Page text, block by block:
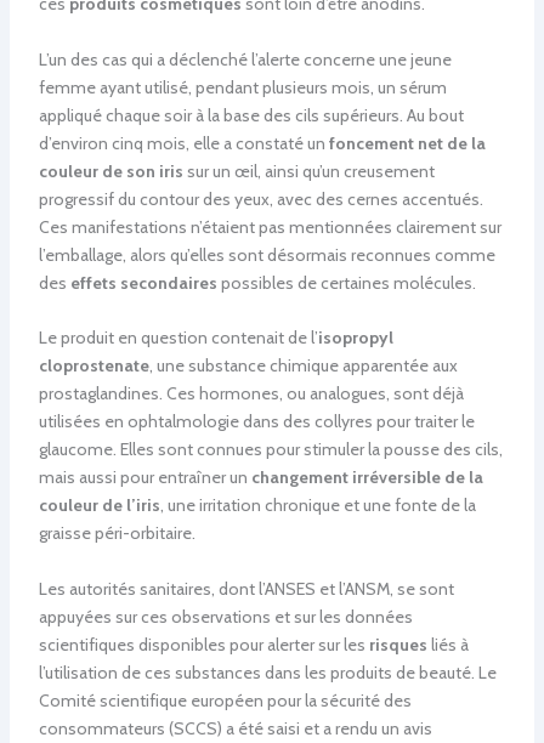
L’un des cas qui a déclenché l’alerte concerne une jeune
femme ayant utilisé, pendant plusieurs mois, un sérum
appliqué chaque soir à la base des cils supérieurs. Au bout
d’environ cinq mois, elle a constaté un foncement net de la
couleur de son iris sur un œil, ainsi qu’un creusement
progressif du contour des yeux, avec des cernes accentués.
Ces manifestations n’étaient pas mentionnées clairement sur
l’emballage, alors qu’elles sont désormais reconnues comme
des effets secondaires possibles de certaines molécules.
Le produit en question contenait de l’isopropyl
cloprostenate, une substance chimique apparentée aux
prostaglandines. Ces hormones, ou analogues, sont déjà
utilisées en ophtalmologie dans des collyres pour traiter le
glaucome. Elles sont connues pour stimuler la pousse des cils,
mais aussi pour entraîner un changement irréversible de la
couleur de l’iris, une irritation chronique et une fonte de la
graisse péri-orbitaire.
Les autorités sanitaires, dont l’ANSES et l’ANSM, se sont
appuyées sur ces observations et sur les données
scientifiques disponibles pour alerter sur les risques liés à
l’utilisation de ces substances dans les produits de beauté. Le
Comité scientifique européen pour la sécurité des
consommateurs (SCCS) a été saisi et a rendu un avis